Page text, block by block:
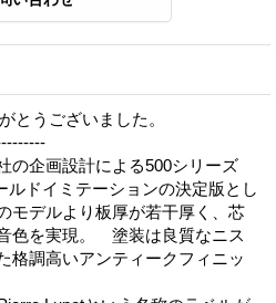
とうございました。
の企画設計による500シリーズ
ルドイミテーションの決定版とし
デルより板厚が若干厚く、芯
色を実現。 塗装は良質なニス
格調高いアンティークフィニッ